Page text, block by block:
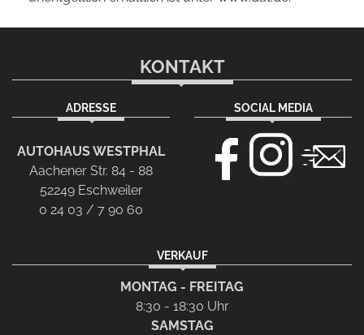
KONTAKT
ADRESSE
AUTOHAUS WESTPHAL
Aachener Str. 84 - 88
52249 Eschweiler
0 24 03 / 7 90 60
SOCIAL MEDIA
VERKAUF
MONTAG - FREITAG
8:30 - 18:30 Uhr
SAMSTAG